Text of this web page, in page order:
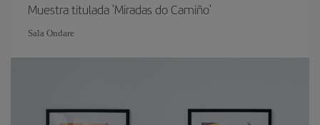
Muestra titulada 'Miradas do Camiño'
Sala Ondare